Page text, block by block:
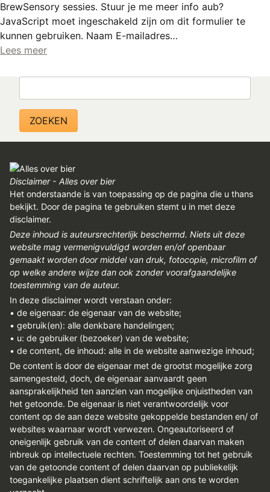
BrewSensory sessies. Stuur je me meer info aub?
JavaScript moet ingeschakeld zijn om dit formulier te
kunnen gebruiken. Naam E-mailadres…
Lees meer
Disclaimer - Alles over bier
Het onderstaande is van toepassing op de pagina die u thans
bekijkt. Door de pagina te gebruiken stemt u in met deze
disclaimer.
Deze inhoud is auteursrechterlijk beschermd. Niets uit deze
website mag vermenigvuldigd worden en/of openbaar
gemaakt worden door middel van druk, fotocopie, microfilm of
op welke andere wijze dan ook zonder voorafgaandelijke
toestemming van de auteur.
In deze disclaimer wordt verstaan onder:
• de eigenaar: de eigenaar van de website;
• gebruik(en): alle denkbare handelingen;
• u: de gebruiker (bezoeker) van de website;
• de content, de inhoud: alle in de website aanwezige inhoud;
De content is door de eigenaar met de grootst mogelijke zorg
samengesteld, doch, de eigenaar aanvaardt geen
aansprakelijkheid ten aanzien van mogelijke onjuistheden van
het getoonde. De eigenaar is niet verantwoordelijk voor
content op de aan deze website gekoppelde bestanden en/ of
websites waarnaar wordt verwezen. Ongeautoriseerd of
oneigenlijk gebruik van de content of delen daarvan maken
inbreuk op intellectuele rechten. Toestemming tot het gebruik
van de getoonde content of delen daarvan op publiekelijk
toegankelijke plaatsen dient schriftelijk aan ons te worden